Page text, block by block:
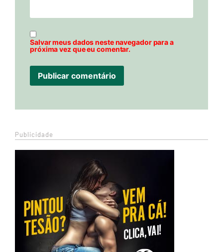
Salvar meus dados neste navegador para a
próxima vez que eu comentar.
Publicidade